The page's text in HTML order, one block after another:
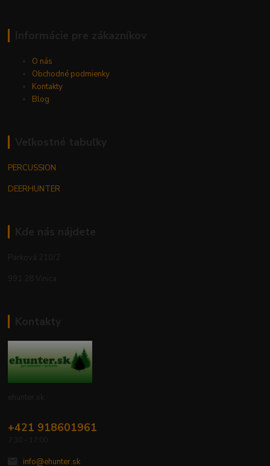
O nás
Obchodné podmienky
Kontakty
Blog
PERCUSSION
DEERHUNTER
+421 918601961
info@ehunter.sk